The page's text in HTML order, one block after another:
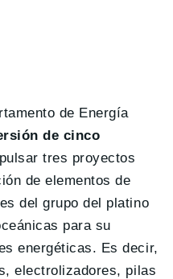
de Energía
de cinco
tres proyectos
de elementos de
del grupo del platino
para su
energéticas. Es decir,
electrolizadores, pilas